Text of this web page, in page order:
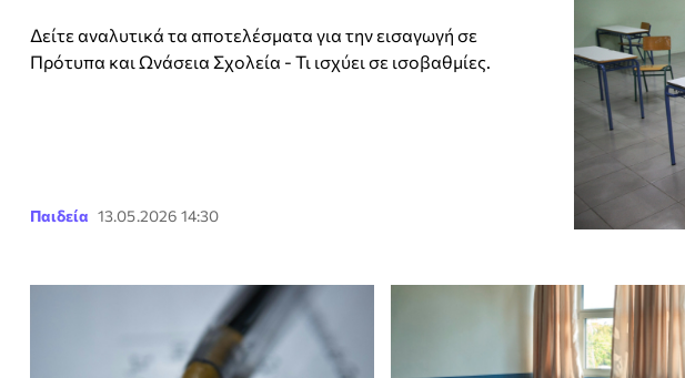
Δείτε αναλυτικά τα αποτελέσματα για την εισαγωγή σε
Πρότυπα και Ωνάσεια Σχολεία - Τι ισχύει σε ισοβαθμίες.
Παιδεία 13.05.2026 14:30